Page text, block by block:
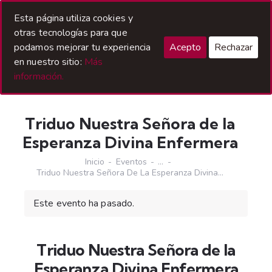
Triduo Nuestra Señora de la
Esperanza Divina Enfermera
Inicio Eventos
...
Triduo Nuestra Señora De La Esperanza Divina...
Este evento ha pasado.
Triduo Nuestra Señora de la
Esta página utiliza cookies y
otras tecnologías para que
podamos mejorar tu experiencia
en nuestro sitio: Más
información.
Acepto Rechazar